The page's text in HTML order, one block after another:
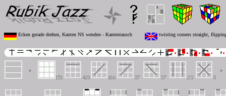
Ecken gerade drehen, Kanten NS wenden - Kantentausch twisting corners straight,